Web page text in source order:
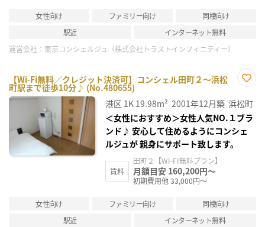
女性向け ファミリー向け
同棲向け
駅近
インターネット無料
運営会社： 東京コンシェルジュ（株式会社トラストインフィニティー）
【Wi-Fi無料／クレジット決済可】コンシェル田町２～浜松
町駅まで徒歩10分♪ (No.480655)
に入
り登
録
港区 1K 19.98m² 2001年12月築 浜松町
＜女性におすすめ＞女性人気NO.１ブラ
ンド♪ 安心して住めるようにコンシェ
ルジュが 親身にサポート致します。
賃料
田町２【WI-FI無料プラン】
月額目安 160,200円～
初期費用他 33,000円～
女性向け ファミリー向け
同棲向け
駅近
インターネット無料